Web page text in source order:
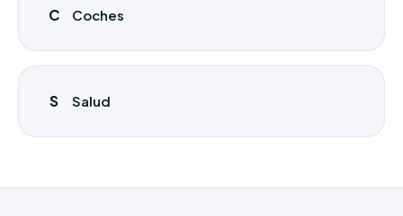
C Coches
S Salud